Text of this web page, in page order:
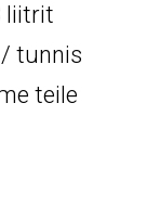
liitrit
tunnis
teile